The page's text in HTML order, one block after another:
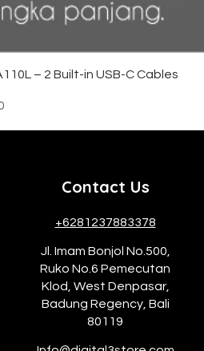
– 2 Built-in USB-C Cables
Contact Us
+6281237883378
Jl. Imam Bonjol No.500,
Ruko No.6 Pemecutan
Klod, West Denpasar,
Badung Regency, Bali
80119